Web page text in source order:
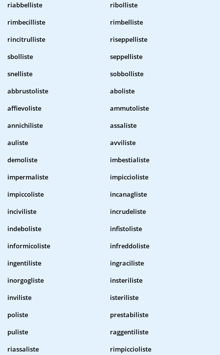
riabbelliste
ribolliste
rimbecilliste
rimbelliste
rincitrulliste
riseppelliste
sbolliste
seppelliste
snelliste
sobbolliste
abbrustoliste
aboliste
affievoliste
ammutoliste
annichiliste
assaliste
auliste
avviliste
demoliste
imbestialiste
impermaliste
impiccioliste
impiccoliste
incanagliste
inciviliste
incrudeliste
indeboliste
infistoliste
informicoliste
infreddoliste
ingentiliste
ingraciliste
inorgogliste
insteriliste
inviliste
isteriliste
poliste
prestabiliste
puliste
raggentiliste
riassaliste
rimpiccioliste